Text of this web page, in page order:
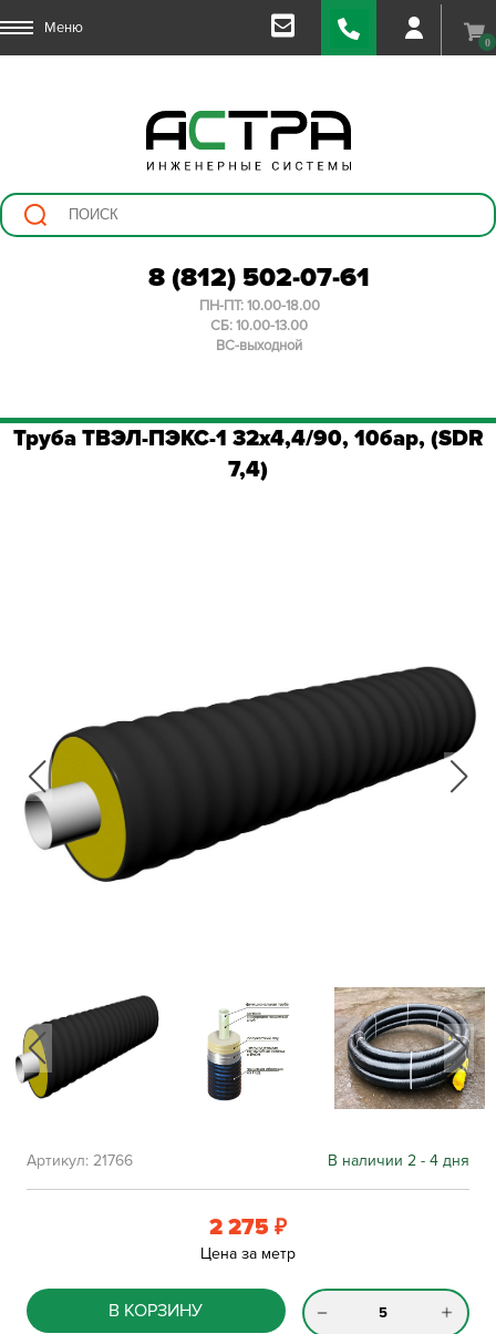
Меню
0
8 (812) 502-07-61
ПН-ПТ: 10.00-18.00
СБ: 10.00-13.00
ВС-выходной
Труба ТВЭЛ-ПЭКС-1 32х4,4/90, 10бар, (SDR
7,4)
В наличии 2 - 4 дня
Артикул: 21766
2 275 ₽
Цена за метр
В КОРЗИНУ